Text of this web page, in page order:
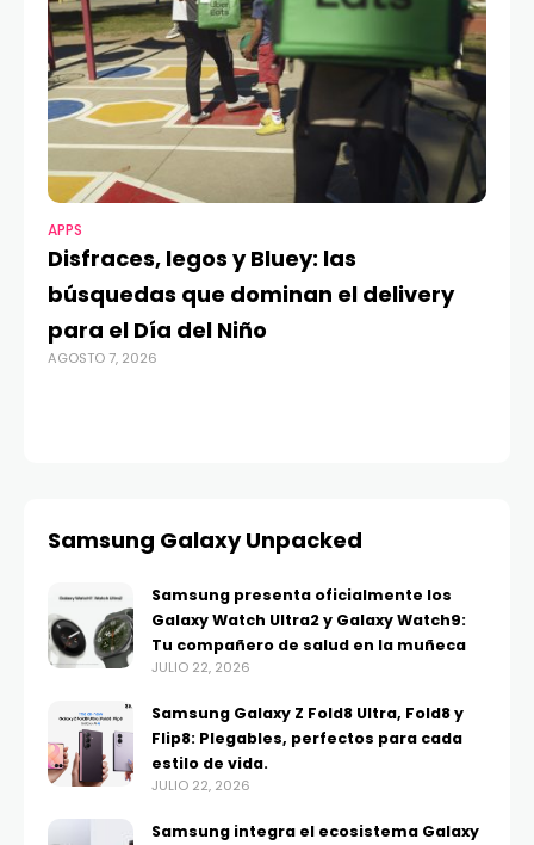
APPS
Disfraces, legos y Bluey: las
búsquedas que dominan el delivery
para el Día del Niño
AGOSTO 7, 2026
Samsung Galaxy Unpacked
Samsung presenta oficialmente los
Galaxy Watch Ultra2 y Galaxy Watch9:
Tu compañero de salud en la muñeca
JULIO 22, 2026
Samsung Galaxy Z Fold8 Ultra, Fold8 y
Flip8: Plegables, perfectos para cada
estilo de vida.
JULIO 22, 2026
Samsung integra el ecosistema Galaxy